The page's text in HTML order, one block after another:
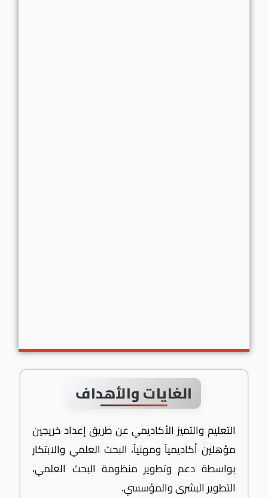
الغايات والأهداف
التعليم والتميز الأكاديمي عن طريق إعداد خريجين
مؤهلين أكاديمياً ومهنياً، البحث العلمي والابتكار
بواسطة دعم وتطوير منظومة البحث العلمي،
التطوير البشرى والمؤسسي.